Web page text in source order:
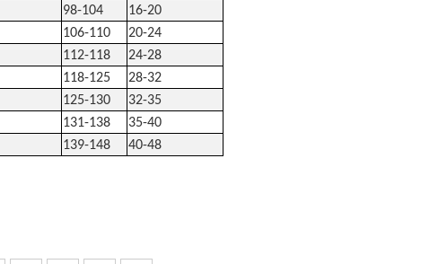
98-104
16-20
106-110
20-24
112-118
24-28
118-125
28-32
125-130
32-35
131-138
35-40
139-148 40-48